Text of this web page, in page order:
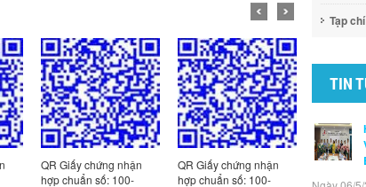
QR Giấy chứng nhận
hợp chuẩn số: 100-
QR Giấy chứng nhận
hợp chuẩn số: 100-
QR Giấy
hợp
Tạp chí
TIN